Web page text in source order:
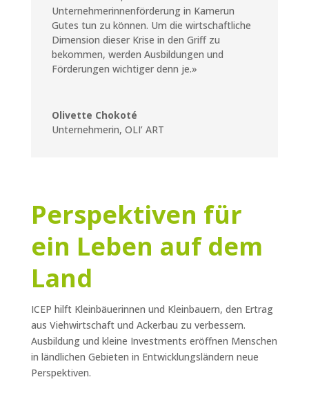
Unternehmerinnenförderung in Kamerun
Gutes tun zu können. Um die wirtschaftliche
Dimension dieser Krise in den Griff zu
bekommen, werden Ausbildungen und
Förderungen wichtiger denn je.»
Olivette Chokoté
Unternehmerin, OLI’ ART
Perspektiven für
ein Leben auf dem
Land
ICEP hilft Kleinbäuerinnen und Kleinbauern, den Ertrag
aus Viehwirtschaft und Ackerbau zu verbessern.
Ausbildung und kleine Investments eröffnen Menschen
in ländlichen Gebieten in Entwicklungsländern neue
Perspektiven.